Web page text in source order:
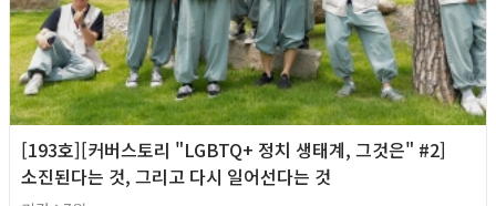
[193호][커버스토리 "LGBTQ+ 정치 생태계, 그것은" #2]
소진된다는 것, 그리고 다시 일어선다는 것